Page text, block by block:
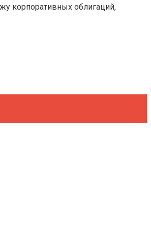
корпоративных облигаций,